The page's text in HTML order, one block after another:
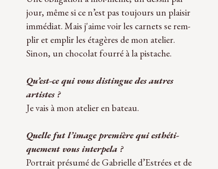
jour, même si ce n’est pas tou­jours un plai­sir
immé­diat. Mais j'aime voir les car­nets se rem­
plir et emplir les étagères de mon ate­lier.
Sinon, un cho­co­lat fourré à la pistache.
Qu’est-ce qui vous dis­tingue des autres
artistes ?
Je vais à mon ate­lier en bateau.
Quelle fut l’image pre­mière qui esthé­ti­
que­ment vous inter­pela ?
Por­trait pré­sumé de Gabrielle d’Estrées et de